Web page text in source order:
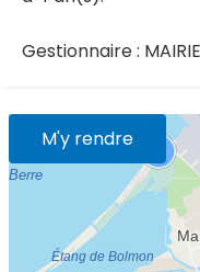
Gestionnaire :
M'y rendre